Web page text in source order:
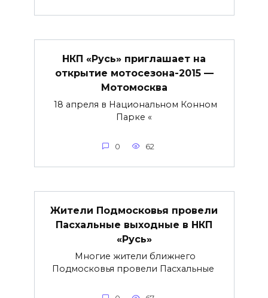
НКП «Русь» приглашает на
открытие мотосезона-2015 —
Мотомосква
18 апреля в Национальном Конном
Парке «
0 62
Жители Подмосковья провели
Пасхальные выходные в НКП
«Русь»
Многие жители ближнего
Подмосковья провели Пасхальные